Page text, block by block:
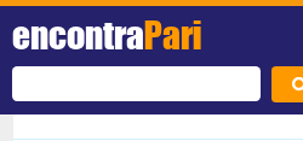
encontraPari